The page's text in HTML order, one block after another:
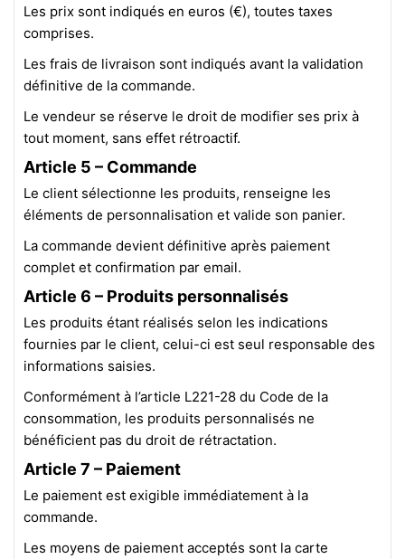
Les prix sont indiqués en euros (€), toutes taxes
comprises.
Les frais de livraison sont indiqués avant la validation
définitive de la commande.
Le vendeur se réserve le droit de modifier ses prix à
tout moment, sans effet rétroactif.
Article 5 – Commande
Le client sélectionne les produits, renseigne les
éléments de personnalisation et valide son panier.
La commande devient définitive après paiement
complet et confirmation par email.
Article 6 – Produits personnalisés
Les produits étant réalisés selon les indications
fournies par le client, celui-ci est seul responsable des
informations saisies.
Conformément à l’article L221-28 du Code de la
consommation, les produits personnalisés ne
bénéficient pas du droit de rétractation.
Article 7 – Paiement
Le paiement est exigible immédiatement à la
commande.
Les moyens de paiement acceptés sont la carte